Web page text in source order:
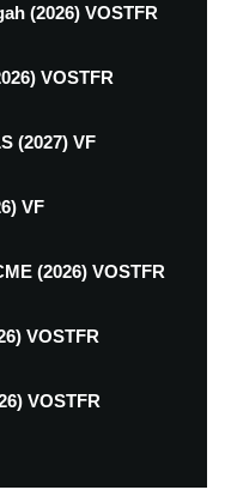
(2026) VOSTFR
VOSTFR
(2027) VF
VF
(2026) VOSTFR
VOSTFR
VOSTFR